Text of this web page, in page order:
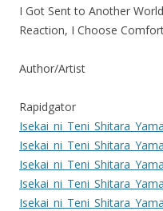
I Got Sent to Another
Reaction, I Choose
Author/Artist
Rapidgator